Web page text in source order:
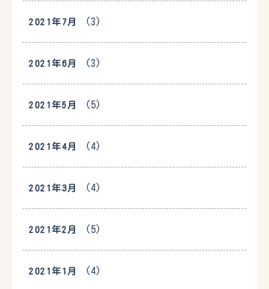
2021年7月 (3)
2021年6月 (3)
2021年5月 (5)
2021年4月 (4)
2021年3月 (4)
2021年2月 (5)
2021年1月 (4)